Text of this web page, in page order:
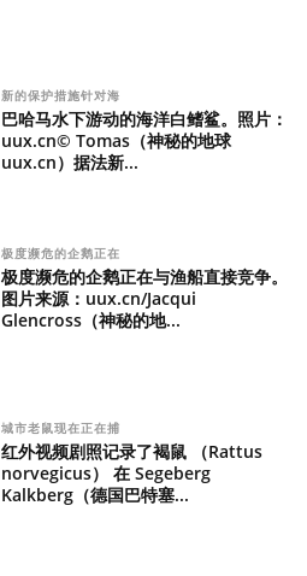
新的保护措施针对海
巴哈马水下游动的海洋白鳍鲨。照片：
uux.cn© Tomas（神秘的地球
uux.cn）据法新...
极度濒危的企鹅正在
极度濒危的企鹅正在与渔船直接竞争。
图片来源：uux.cn/Jacqui
Glencross（神秘的地...
城市老鼠现在正在捕
红外视频剧照记录了褐鼠 （Rattus
norvegicus） 在 Segeberg
Kalkberg（德国巴特塞...